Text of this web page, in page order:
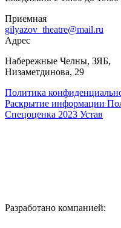
Приемная
gilyazov_theatre@mail.ru
Адрес
​Набережные Челны, ЗЯБ,
Низаметдинова, 29
Политика
Раскрытие информации
Спецоценка 2023 Устав
Разработано компанией: